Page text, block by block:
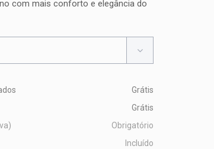
com mais conforto e elegância do
Grátis
Grátis
Obrigatório
Incluído